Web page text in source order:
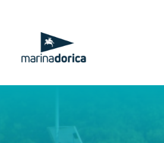
contenuto